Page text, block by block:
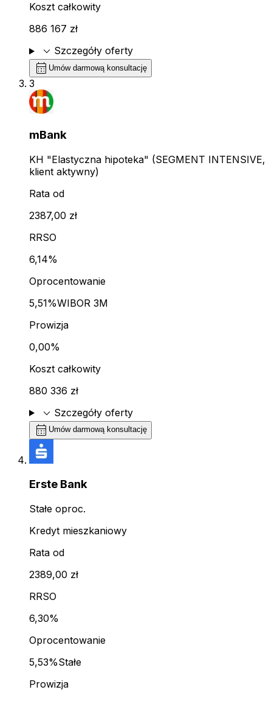
Koszt całkowity
886 167 zł
expand_more Szczegóły oferty
calendar_month Umów darmową konsultację
3
mBank
KH "Elastyczna hipoteka" (SEGMENT INTENSIVE,
klient aktywny)
Rata od
2387,00 zł
RRSO
6,14%
Oprocentowanie
5,51%WIBOR 3M
Prowizja
0,00%
Koszt całkowity
880 336 zł
expand_more Szczegóły oferty
calendar_month Umów darmową konsultację
Erste Bank
Stałe oproc.
Kredyt mieszkaniowy
Rata od
2389,00 zł
RRSO
6,30%
Oprocentowanie
5,53%Stałe
Prowizja